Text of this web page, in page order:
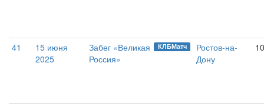
41
15 июня
2025
КЛБМатч
Забег «Великая
Россия»
Ростов-на-
Дону